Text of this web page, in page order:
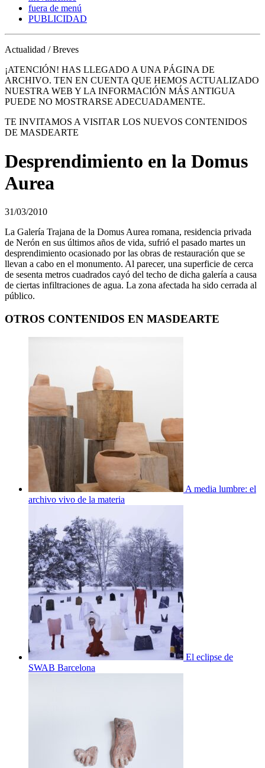
fuera de menú
PUBLICIDAD
Actualidad / Breves
¡ATENCIÓN! HAS LLEGADO A UNA PÁGINA DE
ARCHIVO. TEN EN CUENTA QUE HEMOS ACTUALIZADO
NUESTRA WEB Y LA INFORMACIÓN MÁS ANTIGUA
PUEDE NO MOSTRARSE ADECUADAMENTE.
TE INVITAMOS A VISITAR LOS NUEVOS CONTENIDOS
DE MASDEARTE
Desprendimiento en la Domus
Aurea
31/03/2010
La Galería Trajana de la Domus Aurea romana, residencia privada
de Nerón en sus últimos años de vida, sufrió el pasado martes un
desprendimiento ocasionado por las obras de restauración que se
llevan a cabo en el monumento. Al parecer, una superficie de cerca
de sesenta metros cuadrados cayó del techo de dicha galería a causa
de ciertas infiltraciones de agua. La zona afectada ha sido cerrada al
público.
OTROS CONTENIDOS EN MASDEARTE
A media lumbre: el
archivo vivo de la materia
El eclipse de
SWAB Barcelona